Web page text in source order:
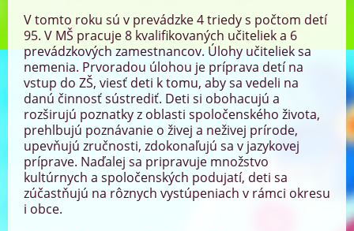
V tomto roku sú v prevádzke 4 triedy s počtom detí
95. V MŠ pracuje 8 kvalifikovaných učiteliek a 6
prevádzkových zamestnancov. Úlohy učiteliek sa
nemenia. Prvoradou úlohou je príprava detí na
vstup do ZŠ, viesť deti k tomu, aby sa vedeli na
danú činnosť sústrediť. Deti si obohacujú a
rozširujú poznatky z oblasti spoločenského života,
prehlbujú poznávanie o živej a neživej prírode,
upevňujú zručnosti, zdokonaľujú sa v jazykovej
príprave. Naďalej sa pripravuje množstvo
kultúrnych a spoločenských podujatí, deti sa
zúčastňujú na rôznych vystúpeniach v rámci okresu
i obce.